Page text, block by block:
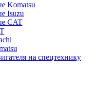
Komatsu
Isuzu
CAT
на спецтехнику